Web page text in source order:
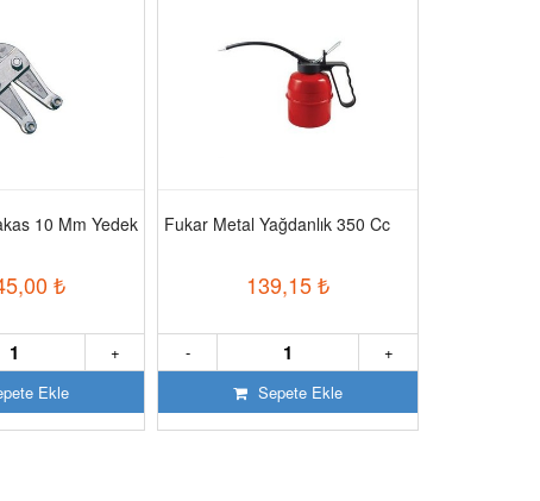
10 Mm Yedek
₺
+
Ekle
Fukar Metal Yağdanlık 350 Cc
139,15₺
+
-
Sepete Ekle